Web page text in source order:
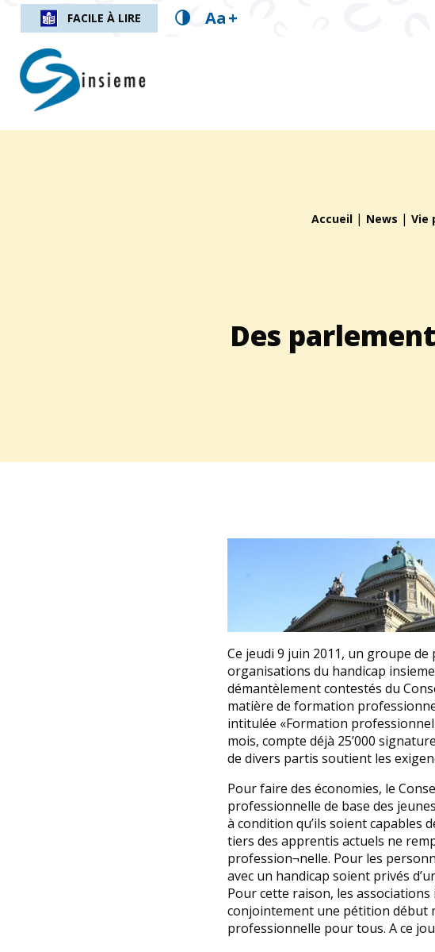
FACILE À LIRE Aa+
insieme.ch
Accueil | News | Vie
Des
Ce jeudi 9 juin 2011, un groupe
organisations du handicap
démantèlement contestés du
matière de formation
intitulée «Formation
mois, compte déjà 25’000
de divers partis soutient les
Pour faire des économies, le
professionnelle de base des
à condition qu’ils soient capables
tiers des apprentis actuels ne
profession¬nelle. Pour les
avec un handicap soient privés
Pour cette raison, les associations
conjointement une pétition début
professionnelle pour tous. A ce